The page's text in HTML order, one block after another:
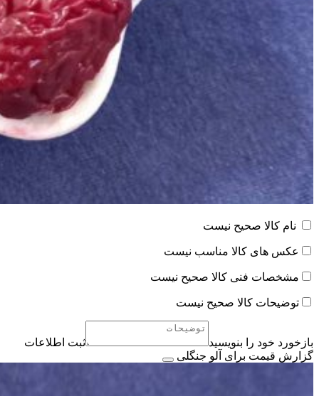
نام کالا صحیح نیست
عکس های کالا مناسب نیست
مشخصات فنی کالا صحیح نیست
توضیحات کالا صحیح نیست
بازخورد خود را بنویسید
ثبت اطلاعات
گزارش قیمت برای آلو جنگلی